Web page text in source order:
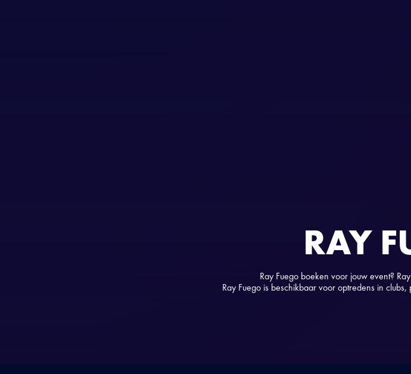
RAY
Ray Fuego boeken voor jouw event?
Ray Fuego is beschikbaar voor optredens in